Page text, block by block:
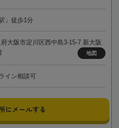
」徒歩1分
大阪市淀川区西中島3-15-7 新大阪
地図
イン相談可
にメールする